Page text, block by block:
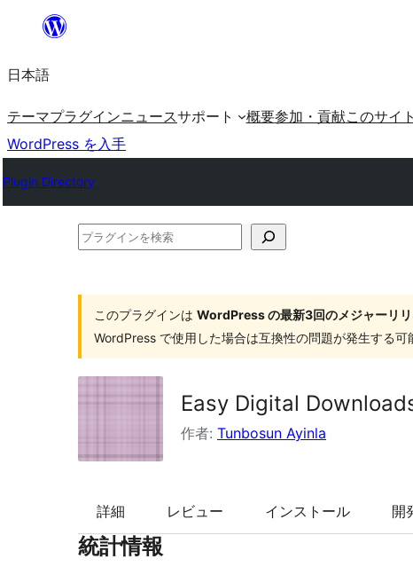
を
ッ
プ
日本語
テーマプラグインニュースサポート 概要参加・貢献このサイ
WordPress を入手
Plugin Directory
プ
このプラグインは WordPress の最新3回のメジャーリ
WordPress で使用した場合は互換性の問題が発生する可
Easy Digital
作者: Tunbosun Ayinla
詳細 レビュー インストール 開
統計情報